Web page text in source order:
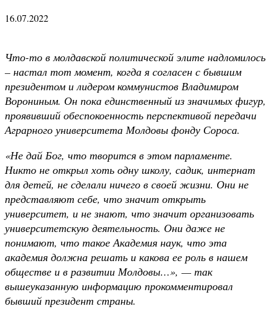
16.07.2022
Что-то в молдавской политической элите надломилось
– настал тот момент, когда я согласен с бывшим
президентом и лидером коммунистов Владимиром
Ворониным. Он пока единственный из значимых фигур,
проявивший обеспокоенность перспективой передачи
Аграрного университета Молдовы фонду Сороса.
«Не дай Бог, что творится в этом парламенте.
Никто не открыл хоть одну школу, садик, интернат
для детей, не сделали ничего в своей жизни. Они не
представляют себе, что значит открыть
университет, и не знают, что значит организовать
университетскую деятельность. Они даже не
понимают, что такое Академия наук, что эта
академия должна решать и какова ее роль в нашем
обществе и в развитии Молдовы…», — так
вышеуказанную информацию прокомментировал
бывший президент страны.